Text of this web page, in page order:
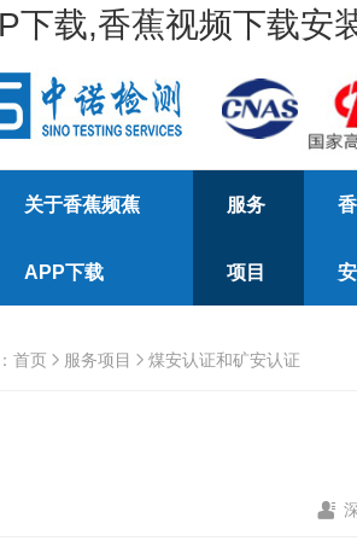
下载,香蕉视频下载安
关于香蕉频蕉
APP下载
服务
项目
首页 服务项目 煤安认证和矿安认证